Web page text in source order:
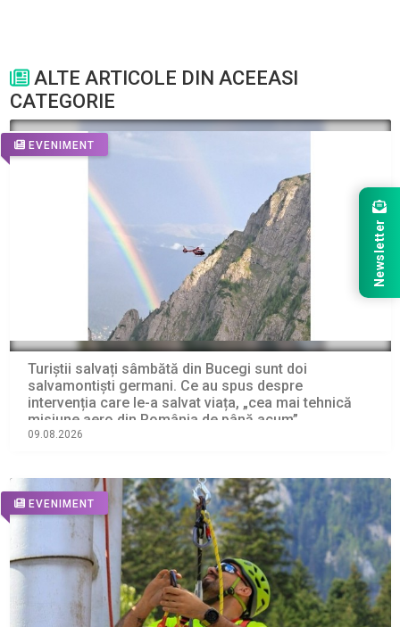
ALTE ARTICOLE DIN ACEEASI
CATEGORIE
EVENIMENT
Turiștii salvați sâmbătă din Bucegi sunt doi
salvamontiști germani. Ce au spus despre
intervenția care le-a salvat viața, „cea mai tehnică
misiune aero din România de până acum”
09.08.2026
EVENIMENT
Newsletter